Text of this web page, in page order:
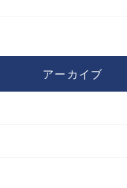
アーカイブ